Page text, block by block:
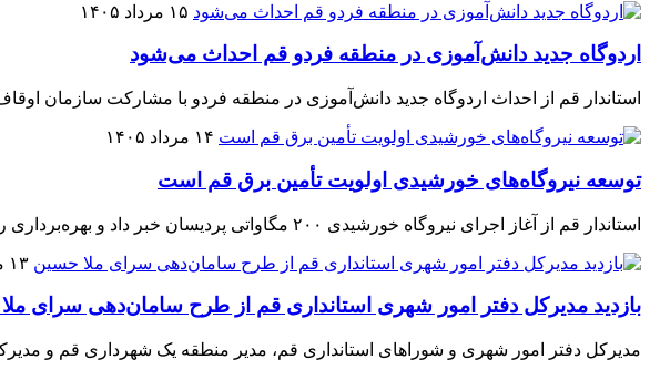
۱۵ مرداد ۱۴۰۵
اردوگاه جدید دانش‌آموزی در منطقه فردو قم احداث می‌شود
استاندار قم از احداث اردوگاه جدید دانش‌آموزی در منطقه فردو با مشارکت سازمان
۱۴ مرداد ۱۴۰۵
توسعه نیروگاه‌های خورشیدی اولویت تأمین برق قم است
استاندار قم از آغاز اجرای نیروگاه خورشیدی ۲۰۰ مگاواتی پردیسان خبر داد و بهره‌برداری را نوید داد.
۱۳ مرداد ۱۴۰۵
بازدید مدیرکل دفتر امور شهری استانداری قم از طرح سامان‌دهی سرای
مدیرکل دفتر امور شهری و شوراهای استانداری قم، مدیر منطقه یک شهرداری قم و